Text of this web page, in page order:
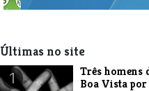
Últimas no site
1
Três homens
Boa Vista